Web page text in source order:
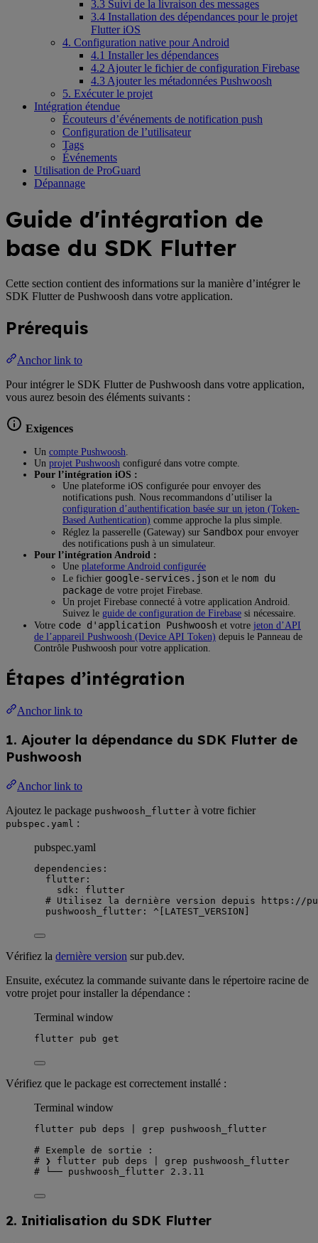
3.3 Suivi de la livraison des messages
3.4 Installation des dépendances pour le projet
Flutter iOS
4. Configuration native pour Android
4.1 Installer les dépendances
4.2 Ajouter le fichier de configuration Firebase
4.3 Ajouter les métadonnées Pushwoosh
5. Exécuter le projet
Intégration étendue
Écouteurs d’événements de notification push
Configuration de l’utilisateur
Tags
Événements
Utilisation de ProGuard
Dépannage
Guide d'intégration de
base du SDK Flutter
Cette section contient des informations sur la manière d’intégrer le
SDK Flutter de Pushwoosh dans votre application.
Prérequis
Anchor link to
Pour intégrer le SDK Flutter de Pushwoosh dans votre application,
vous aurez besoin des éléments suivants :
Exigences
Un compte Pushwoosh
Un projet Pushwoosh configuré dans votre compte.
Pour l’intégration iOS :
Une plateforme iOS configurée pour envoyer des
notifications push. Nous recommandons d’utiliser la
configuration d’authentification basée sur un jeton (Token-
Based Authentication) comme approche la plus simple.
Réglez la passerelle (Gateway) sur Sandbox pour envoyer
des notifications push à un simulateur.
Pour l’intégration Android :
Une plateforme Android configurée
Le fichier google-services.json et le nom du
package de votre projet Firebase.
Un projet Firebase connecté à votre application Android.
Suivez le guide de configuration de Firebase si nécessaire.
Votre code d'application Pushwoosh et votre jeton d’API
de l’appareil Pushwoosh (Device API Token) depuis le Panneau de
Contrôle Pushwoosh pour votre application.
Étapes d’intégration
Anchor link to
1. Ajouter la dépendance du SDK Flutter de
Pushwoosh
Anchor link to
Ajoutez le package pushwoosh_flutter à votre fichier
pubspec.yaml :
pubspec.yaml
dependencies :
flutter :
sdk : flutter
# Utilisez la dernière version depuis https://
pushwoosh_flutter : ^[LATEST_VERSION]
Vérifiez la dernière version sur pub.dev.
Ensuite, exécutez la commande suivante dans le répertoire racine de
votre projet pour installer la dépendance :
Terminal window
flutter pub get
Vérifiez que le package est correctement installé :
Terminal window
flutter pub deps grep
pushwoosh_flutter
# Exemple de sortie :
# ❯ flutter pub deps | grep pushwoosh_flutter
# └── pushwoosh_flutter 2.3.11
2. Initialisation du SDK Flutter